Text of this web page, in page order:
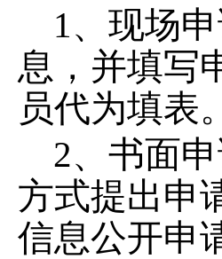
1、现场
息，并填写
员代为填表。
2、书面
方式提出申
信息公开申